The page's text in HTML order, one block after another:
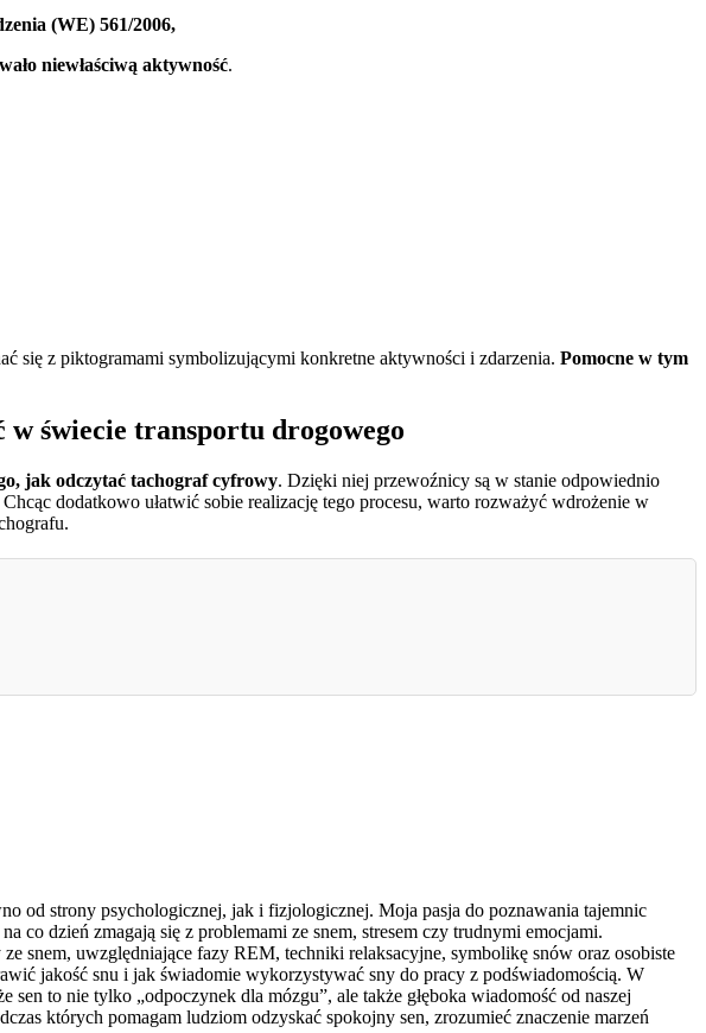
(WE) 561/2006,
niewłaściwą aktywność.
się z piktogramami symbolizującymi konkretne aktywności i zdarzenia. Pomocne w tym
świecie transportu drogowego
jak odczytać tachograf cyfrowy. Dzięki niej przewoźnicy są w stanie odpowiednio
dodatkowo ułatwić sobie realizację tego procesu, warto rozważyć wdrożenie w
od strony psychologicznej, jak i fizjologicznej. Moja pasja do poznawania tajemnic
co dzień zmagają się z problemami ze snem, stresem czy trudnymi emocjami.
snem, uwzględniające fazy REM, techniki relaksacyjne, symbolikę snów oraz osobiste
jakość snu i jak świadomie wykorzystywać sny do pracy z podświadomością. W
to nie tylko „odpoczynek dla mózgu”, ale także głęboka wiadomość od naszej
których pomagam ludziom odzyskać spokojny sen, zrozumieć znaczenie marzeń